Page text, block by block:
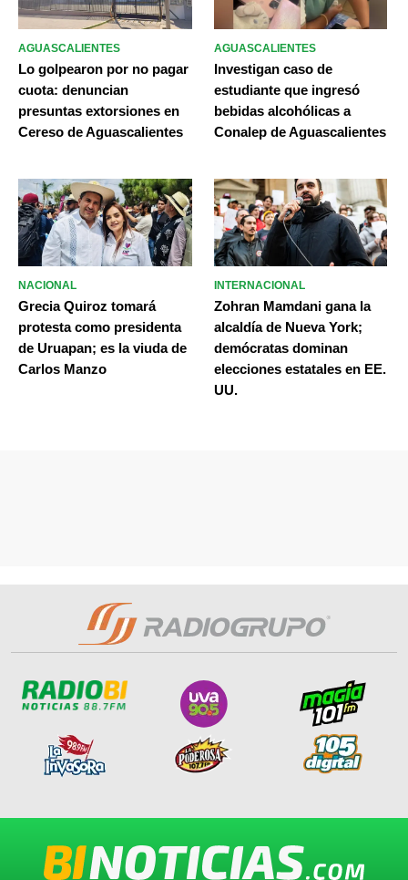
AGUASCALIENTES
Lo golpearon por no pagar
cuota: denuncian
presuntas extorsiones en
Cereso de Aguascalientes
AGUASCALIENTES
Investigan caso de
estudiante que ingresó
bebidas alcohólicas a
Conalep de Aguascalientes
NACIONAL
Grecia Quiroz tomará
protesta como presidenta
de Uruapan; es la viuda de
Carlos Manzo
INTERNACIONAL
Zohran Mamdani gana la
alcaldía de Nueva York;
demócratas dominan
elecciones estatales en EE.
UU.